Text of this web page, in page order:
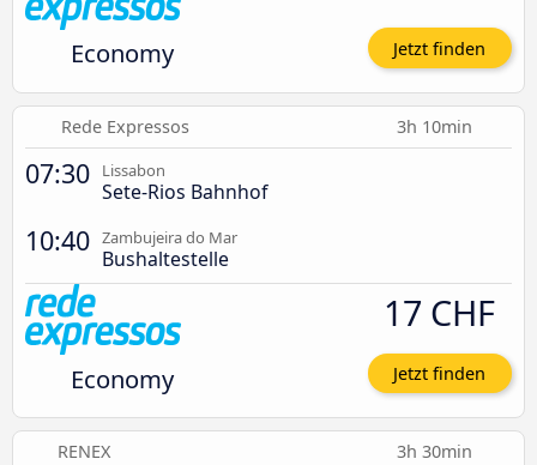
Economy Jetzt finden
Rede Expressos 3h 10min
07:30 Lissabon
Sete-Rios Bahnhof
10:40 Zambujeira do Mar
Bushaltestelle
Economy
17 CHF
Jetzt finden
RENEX 3h 30min